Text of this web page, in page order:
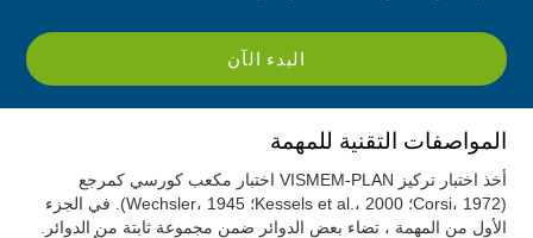
البدء الآن
المواصفات التقنية للمهمة
أخذ اختبار تركيز VISMEM-PLAN اختبار مكعب كورسي كمرجع
(Corsi، 1972؛ Kessels et al.، 2000؛ Wechsler، 1945). في الجزء
الأول من المهمة ، تضاء بعض الدوائر ضمن مجموعة ثابتة من الدوائر.